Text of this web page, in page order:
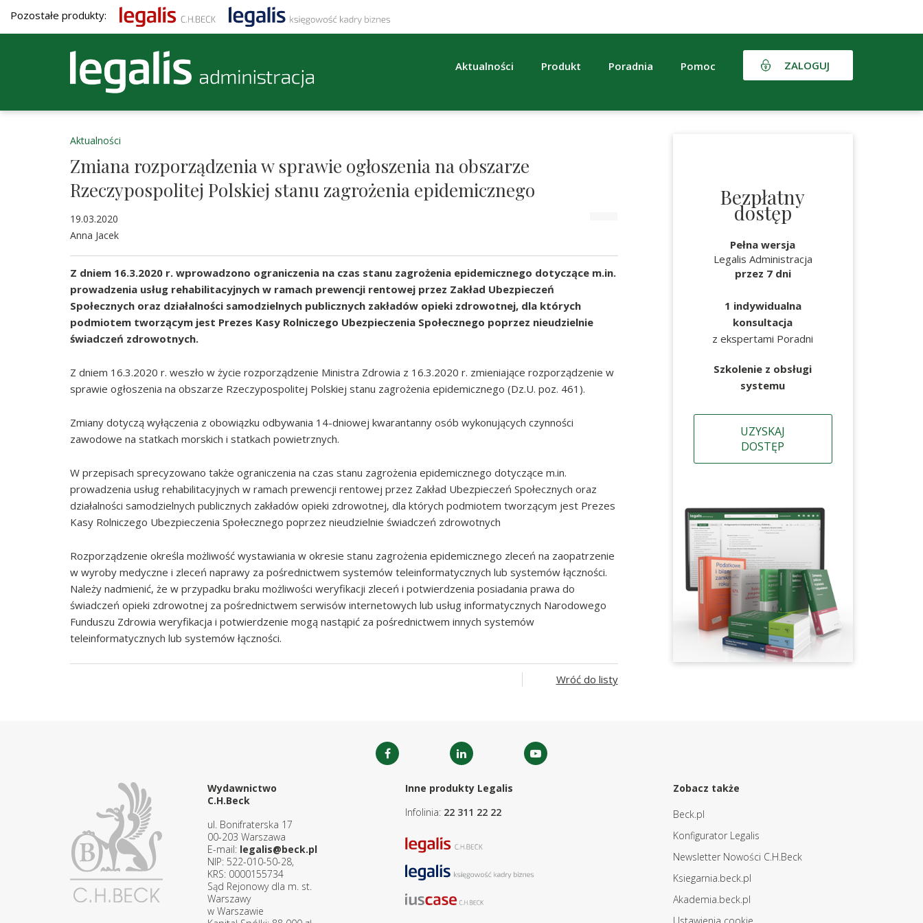
Pozostałe produkty:
Aktualności Produkt Poradnia Pomoc ZALOGUJ
Aktualności
Zmiana rozporządzenia w sprawie ogłoszenia na obszarze
Rzeczypospolitej Polskiej stanu zagrożenia epidemicznego
19.03.2020
Anna Jacek
Z dniem 16.3.2020 r. wprowadzono ograniczenia na czas stanu zagrożenia epidemicznego dotyczące m.in.
prowadzenia usług rehabilitacyjnych w ramach prewencji rentowej przez Zakład Ubezpieczeń
Społecznych oraz działalności samodzielnych publicznych zakładów opieki zdrowotnej, dla których
podmiotem tworzącym jest Prezes Kasy Rolniczego Ubezpieczenia Społecznego poprzez nieudzielnie
świadczeń zdrowotnych.
Z dniem 16.3.2020 r. weszło w życie rozporządzenie Ministra Zdrowia z 16.3.2020 r. zmieniające rozporządzenie w
sprawie ogłoszenia na obszarze Rzeczypospolitej Polskiej stanu zagrożenia epidemicznego (Dz.U. poz. 461).
Zmiany dotyczą wyłączenia z obowiązku odbywania 14-dniowej kwarantanny osób wykonujących czynności
zawodowe na statkach morskich i statkach powietrznych.
W przepisach sprecyzowano także ograniczenia na czas stanu zagrożenia epidemicznego dotyczące m.in.
prowadzenia usług rehabilitacyjnych w ramach prewencji rentowej przez Zakład Ubezpieczeń Społecznych oraz
działalności samodzielnych publicznych zakładów opieki zdrowotnej, dla których podmiotem tworzącym jest Prezes
Kasy Rolniczego Ubezpieczenia Społecznego poprzez nieudzielnie świadczeń zdrowotnych
Rozporządzenie określa możliwość wystawiania w okresie stanu zagrożenia epidemicznego zleceń na zaopatrzenie
w wyroby medyczne i zleceń naprawy za pośrednictwem systemów teleinformatycznych lub systemów łączności.
Należy nadmienić, że w przypadku braku możliwości weryfikacji zleceń i potwierdzenia posiadania prawa do
świadczeń opieki zdrowotnej za pośrednictwem serwisów internetowych lub usług informatycznych Narodowego
Funduszu Zdrowia weryfikacja i potwierdzenie mogą nastąpić za pośrednictwem innych systemów
teleinformatycznych lub systemów łączności.
Wróć do listy
Bezpłatny
dostęp
Pełna wersja
Legalis Administracja
przez 7 dni
1 indywidualna
konsultacja
z ekspertami Poradni
Szkolenie z obsługi
systemu
UZYSKAJ
DOSTĘP
Wydawnictwo
C.H.Beck
ul. Bonifraterska 17
00-203 Warszawa
E-mail: legalis@beck.pl
NIP: 522-010-50-28,
KRS: 0000155734
Sąd Rejonowy dla m. st.
Warszawy
w Warszawie
Inne produkty Legalis
Infolinia: 22 311 22 22
Zobacz także
Beck.pl
Konfigurator Legalis
Newsletter Nowości C.H.Beck
Ksiegarnia.beck.pl
Akademia.beck.pl